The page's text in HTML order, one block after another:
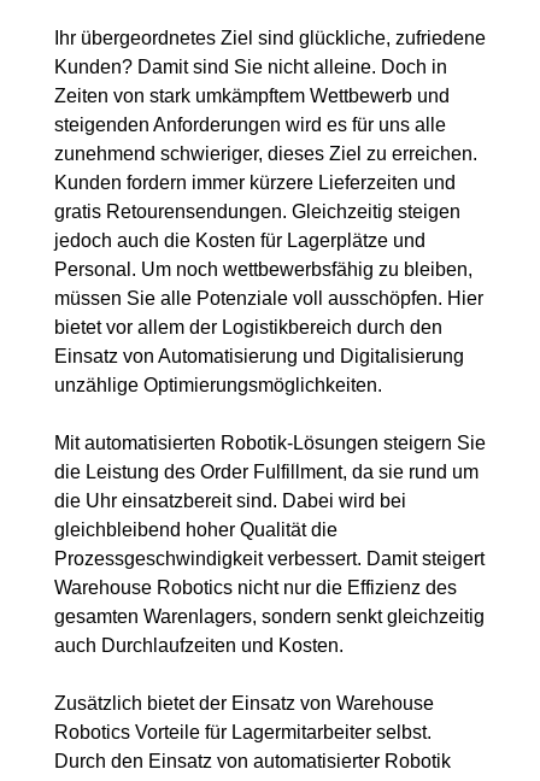
Ihr übergeordnetes Ziel sind glückliche, zufriedene
Kunden? Damit sind Sie nicht alleine. Doch in
Zeiten von stark umkämpftem Wettbewerb und
steigenden Anforderungen wird es für uns alle
zunehmend schwieriger, dieses Ziel zu erreichen.
Kunden fordern immer kürzere Lieferzeiten und
gratis Retourensendungen. Gleichzeitig steigen
jedoch auch die Kosten für Lagerplätze und
Personal. Um noch wettbewerbsfähig zu bleiben,
müssen Sie alle Potenziale voll ausschöpfen. Hier
bietet vor allem der Logistikbereich durch den
Einsatz von Automatisierung und Digitalisierung
unzählige Optimierungsmöglichkeiten.
Mit automatisierten Robotik-Lösungen steigern Sie
die Leistung des Order Fulfillment, da sie rund um
die Uhr einsatzbereit sind. Dabei wird bei
gleichbleibend hoher Qualität die
Prozessgeschwindigkeit verbessert. Damit steigert
Warehouse Robotics nicht nur die Effizienz des
gesamten Warenlagers, sondern senkt gleichzeitig
auch Durchlaufzeiten und Kosten.
Zusätzlich bietet der Einsatz von Warehouse
Robotics Vorteile für Lagermitarbeiter selbst.
Durch den Einsatz von automatisierter Robotik